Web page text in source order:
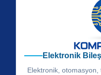
Elektronik
Elektronik,